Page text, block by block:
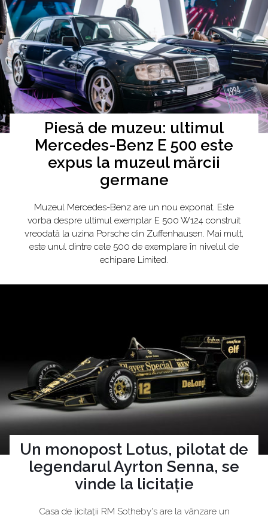
Piesă de muzeu: ultimul
Mercedes-Benz E 500 este
expus la muzeul mărcii
germane
Muzeul Mercedes-Benz are un nou exponat. Este
vorba despre ultimul exemplar E 500 W124 construit
vreodată la uzina Porsche din Zuffenhausen. Mai mult,
este unul dintre cele 500 de exemplare în nivelul de
echipare Limited.
Un monopost Lotus, pilotat de
legendarul Ayrton Senna, se
vinde la licitație
Casa de licitații RM Sotheby's are la vânzare un